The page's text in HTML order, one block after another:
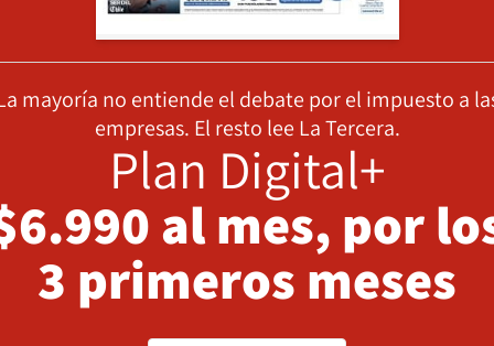
mayoría no entiende el debate por el impuesto a
empresas. El resto lee La Tercera.
Plan Digital+
al mes, por
3 primeros meses